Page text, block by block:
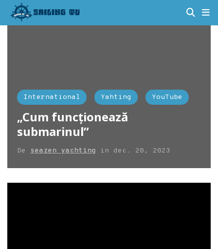
International Yahting YouTube
„Cum funcționează
submarinul”
De seazen yachting in dec. 20, 2023